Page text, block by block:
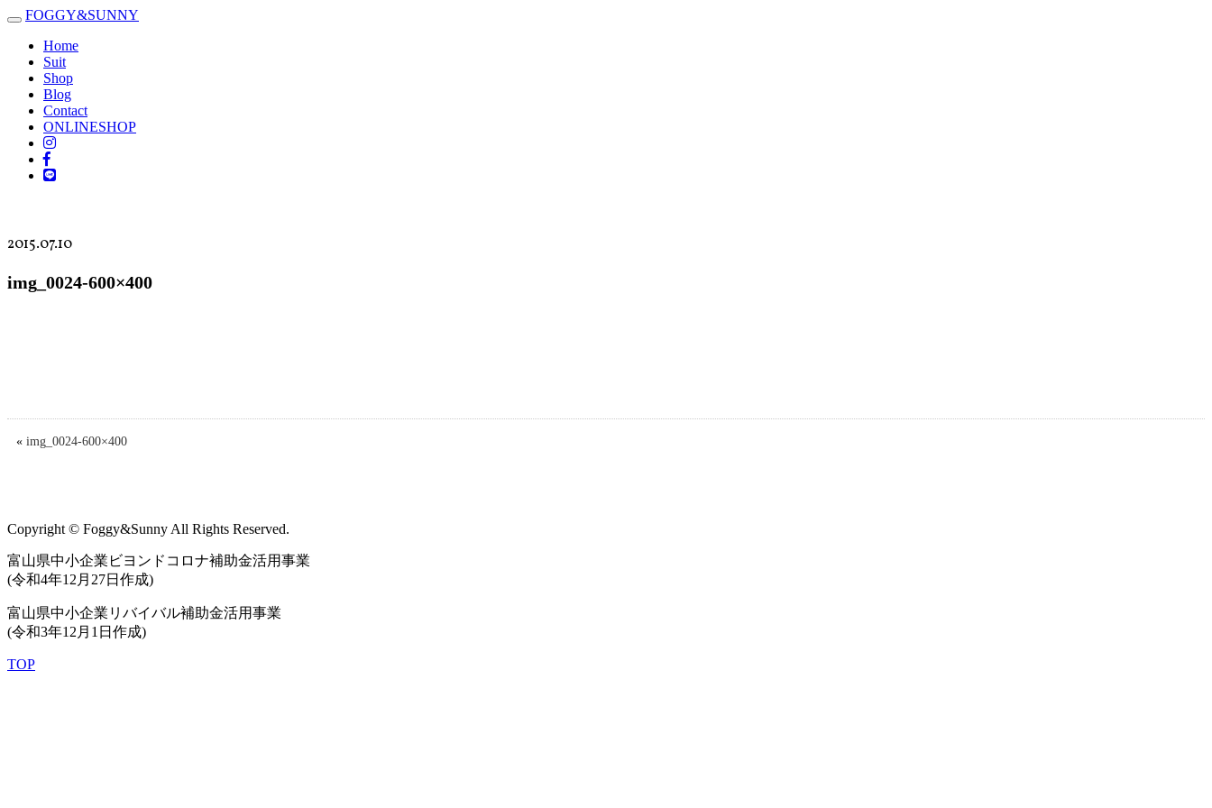
Toggle
navigation
FOGGY&SUNNY
Home
Suit
Shop
Blog
Contact
ONLINESHOP
2015.07.10
img_0024-600×400
« img_0024-600×400
Copyright © Foggy&Sunny All Rights Reserved.
富山県中小企業ビヨンドコロナ補助金活用事業
(令和4年12月27日作成)
富山県中小企業リバイバル補助金活用事業
(令和3年12月1日作成)
TOP